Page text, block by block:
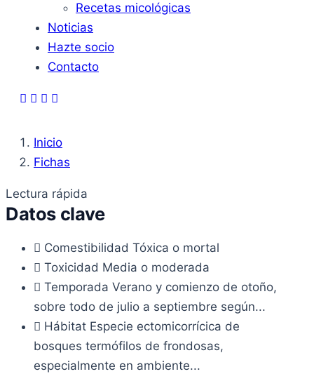
Recetas micológicas
Noticias
Hazte socio
Contacto
Inicio
Fichas
Lectura rápida
Datos clave
Comestibilidad Tóxica o mortal
Toxicidad Media o moderada
Temporada Verano y comienzo de otoño,
sobre todo de julio a septiembre según...
Hábitat Especie ectomicorrícica de
bosques termófilos de frondosas,
especialmente en ambiente...